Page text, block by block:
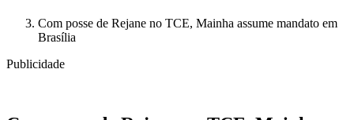
Com posse de Rejane no TCE, Mainha assume mandato em
Brasília
Publicidade